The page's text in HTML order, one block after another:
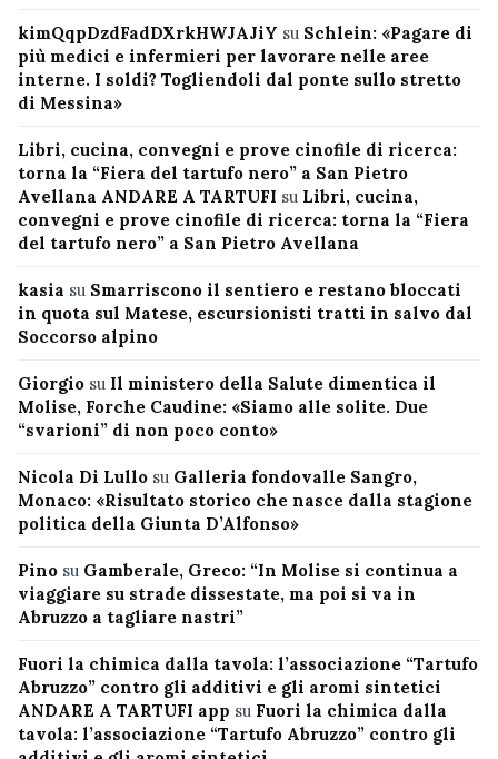
kimQqpDzdFadDXrkHWJAJiY su Schlein: «Pagare di
più medici e infermieri per lavorare nelle aree
interne. I soldi? Togliendoli dal ponte sullo stretto
di Messina»
Libri, cucina, convegni e prove cinofile di ricerca:
torna la “Fiera del tartufo nero” a San Pietro
Avellana ANDARE A TARTUFI su Libri, cucina,
convegni e prove cinofile di ricerca: torna la “Fiera
del tartufo nero” a San Pietro Avellana
kasia su Smarriscono il sentiero e restano bloccati
in quota sul Matese, escursionisti tratti in salvo dal
Soccorso alpino
Giorgio su Il ministero della Salute dimentica il
Molise, Forche Caudine: «Siamo alle solite. Due
“svarioni” di non poco conto»
Nicola Di Lullo su Galleria fondovalle Sangro,
Monaco: «Risultato storico che nasce dalla stagione
politica della Giunta D’Alfonso»
Pino su Gamberale, Greco: “In Molise si continua a
viaggiare su strade dissestate, ma poi si va in
Abruzzo a tagliare nastri”
Fuori la chimica dalla tavola: l’associazione “Tartufo
Abruzzo” contro gli additivi e gli aromi sintetici
ANDARE A TARTUFI app su Fuori la chimica dalla
tavola: l’associazione “Tartufo Abruzzo” contro gli